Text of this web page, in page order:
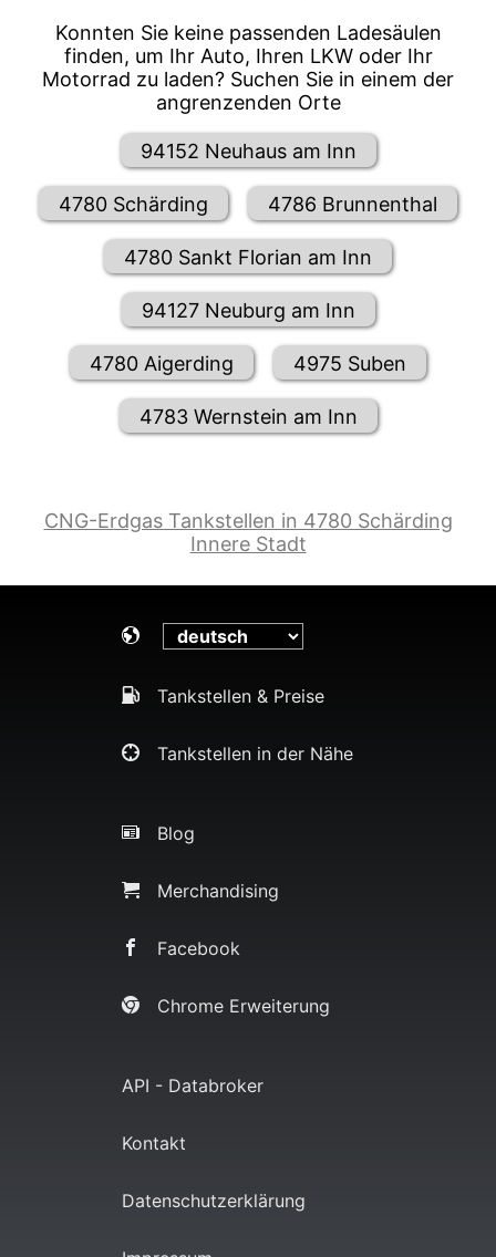
Konnten Sie keine passenden Ladesäulen
finden, um Ihr Auto, Ihren LKW oder Ihr
Motorrad zu laden? Suchen Sie in einem der
angrenzenden Orte
94152 Neuhaus am Inn
4780 Schärding 4786 Brunnenthal
4780 Sankt Florian am Inn
94127 Neuburg am Inn
4780 Aigerding 4975 Suben
4783 Wernstein am Inn
CNG-Erdgas Tankstellen in 4780 Schärding
Innere Stadt
Tankstellen & Preise
Tankstellen in der Nähe
Blog
Merchandising
Facebook
Chrome Erweiterung
API - Databroker
Kontakt
Datenschutzerklärung